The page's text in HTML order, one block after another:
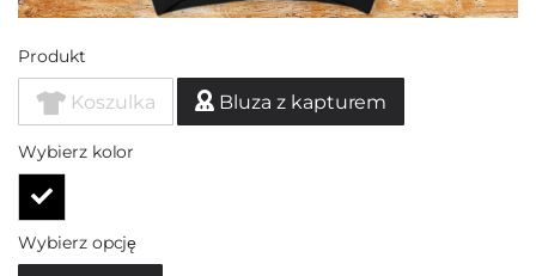
Produkt
Koszulka Bluza z kapturem
Wybierz kolor
Wybierz opcję